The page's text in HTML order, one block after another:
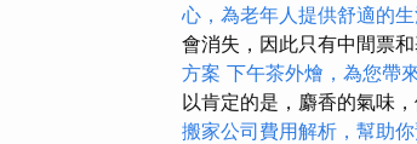
心，為老年人提供舒適的
會消失，因此只有中間票
方案 下午茶外燴，為您帶
以肯定的是，麝香的氣味
搬家公司費用解析，幫助